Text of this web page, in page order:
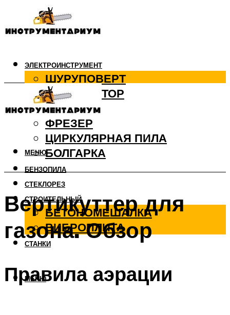
ЭЛЕКТРОИНСТРУМЕНТ
ШУРУПОВЕРТ
ПЕРФОРАТОР
ДРЕЛЬ
ФРЕЗЕР
ЦИРКУЛЯРНАЯ ПИЛА
БОЛГАРКА
БЕНЗОПИЛА
СТЕКЛОРЕЗ
СТРОИТЕЛЬНЫЙ
БЕТОНОМЕШАЛКА
ВИБРОПЛИТА
СТАНКИ
МЕНЮ
МЕНЮ
Вертикуттер для
газона. Обзор
Правила аэрации